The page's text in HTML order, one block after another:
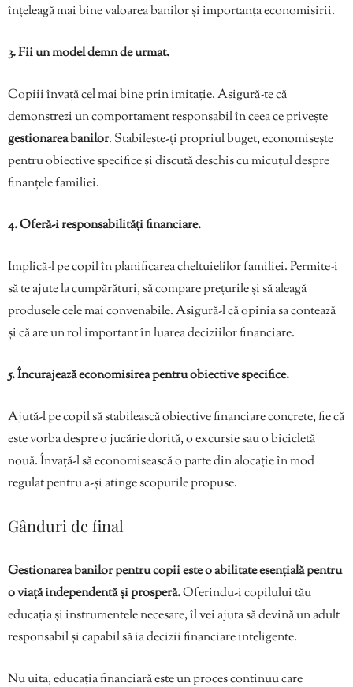
înțeleagă mai bine valoarea banilor și importanța economisirii.
3. Fii un model demn de urmat.
Copiii învață cel mai bine prin imitație. Asigură-te că
demonstrezi un comportament responsabil în ceea ce privește
gestionarea banilor. Stabilește-ți propriul buget, economisește
pentru obiective specifice și discută deschis cu micuțul despre
finanțele familiei.
4. Oferă-i responsabilități financiare.
Implică-l pe copil în planificarea cheltuielilor familiei. Permite-i
să te ajute la cumpărături, să compare prețurile și să aleagă
produsele cele mai convenabile. Asigură-l că opinia sa contează
și că are un rol important în luarea deciziilor financiare.
5. Încurajează economisirea pentru obiective specifice.
Ajută-l pe copil să stabilească obiective financiare concrete, fie că
este vorba despre o jucărie dorită, o excursie sau o bicicletă
nouă. Învață-l să economisească o parte din alocație în mod
regulat pentru a-și atinge scopurile propuse.
Gânduri de final
Gestionarea banilor pentru copii este o abilitate esențială pentru
o viață independentă și prosperă.Oferindu-i copilului tău
educația și instrumentele necesare, îl vei ajuta să devină un adult
responsabil și capabil să ia decizii financiare inteligente.
Nu uita, educația financiară este un proces continuu care